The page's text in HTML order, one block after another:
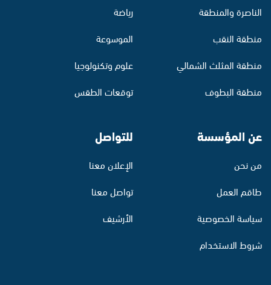
الناصرة والمنطقة
منطقة النقب
منطقة المثلث الشمالي
منطقة البطوف
رياضة
الموسوعة
علوم وتكنولوجيا
توقعات الطقس
عن المؤسسة
من نحن
طاقم العمل
سياسة الخصوصية
شروط الاستخدام
للتواصل
الإعلان معنا
تواصل معنا
الأرشيف